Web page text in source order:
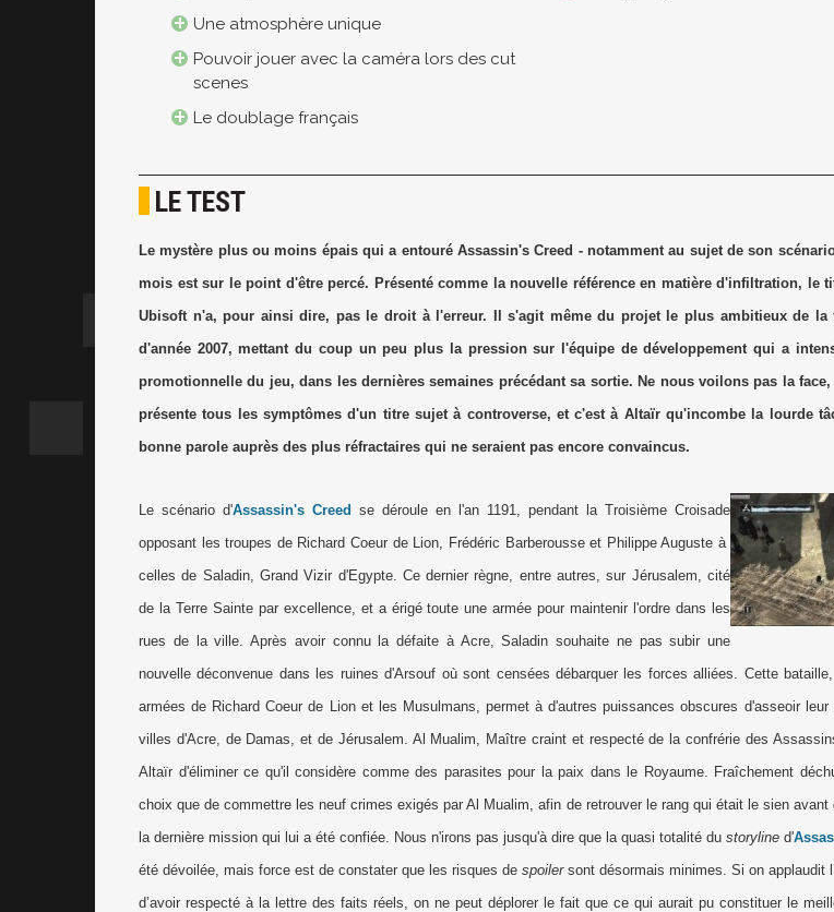
Une atmosphère unique
Pouvoir jouer avec la caméra lors des cut
scenes
Le doublage français
LE TEST
Le mystère plus ou moins épais qui a entouré Assassin's Creed - notamment au sujet de son
mois est sur le point d'être percé. Présenté comme la nouvelle référence en matière d'infiltration, le
Ubisoft n'a, pour ainsi dire, pas le droit à l'erreur. Il s'agit même du projet le plus ambitieux de la
d'année 2007, mettant du coup un peu plus la pression sur l'équipe de développement qui a
promotionnelle du jeu, dans les dernières semaines précédant sa sortie. Ne nous voilons pas la face,
présente tous les symptômes d'un titre sujet à controverse, et c'est à Altaïr qu'incombe la lourde
bonne parole auprès des plus réfractaires qui ne seraient pas encore convaincus.
Le scénario d'Assassin's Creed se déroule en l'an 1191, pendant la Troisième Croisade
opposant les troupes de Richard Coeur de Lion, Frédéric Barberousse et Philippe Auguste à
celles de Saladin, Grand Vizir d'Egypte. Ce dernier règne, entre autres, sur Jérusalem, cité
de la Terre Sainte par excellence, et a érigé toute une armée pour maintenir l'ordre dans les
rues de la ville. Après avoir connu la défaite à Acre, Saladin souhaite ne pas subir une
nouvelle déconvenue dans les ruines d'Arsouf où sont censées débarquer les forces alliées. Cette
armées de Richard Coeur de Lion et les Musulmans, permet à d'autres puissances obscures d'asseoir leur
villes d'Acre, de Damas, et de Jérusalem. Al Mualim, Maître craint et respecté de la confrérie des
Altaïr d'éliminer ce qu'il considère comme des parasites pour la paix dans le Royaume. Fraîchement
choix que de commettre les neuf crimes exigés par Al Mualim, afin de retrouver le rang qui était le sien avant
la dernière mission qui lui a été confiée. Nous n'irons pas jusqu'à dire que la quasi totalité du storyline d'
été dévoilée, mais force est de constater que les risques de spoilersont désormais minimes. Si on applaudit
d’avoir respecté à la lettre des faits réels, on ne peut déplorer le fait que ce qui aurait pu constituer le